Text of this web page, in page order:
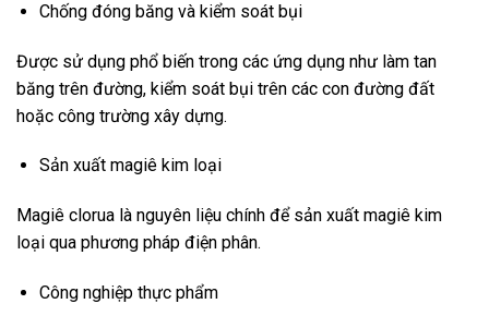
Chống đóng băng và kiểm soát bụi
Được sử dụng phổ biến trong các ứng dụng như làm tan
băng trên đường, kiểm soát bụi trên các con đường đất
hoặc công trường xây dựng.
Sản xuất magiê kim loại
Magiê clorua là nguyên liệu chính để sản xuất magiê kim
loại qua phương pháp điện phân.
Công nghiệp thực phẩm